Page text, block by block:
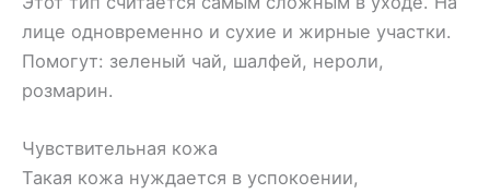
лице одновременно и сухие и жирные участки.
Помогут: зеленый чай, шалфей, нероли,
розмарин.
Чувствительная кожа
Такая кожа нуждается в успокоении,